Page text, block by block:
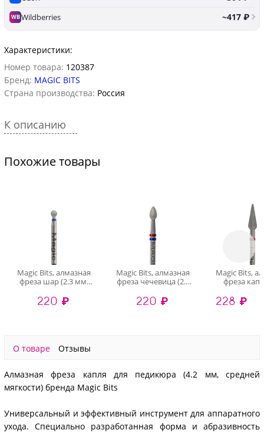
WBWildberries ~417 ₽
Характеристики:
Номер товара: 120387
Бренд: MAGIC BITS
Страна производства: Россия
К описанию
Похожие товары
Magic Bits, алмазная
фреза шар (2.3 мм,
220 ₽
Magic Bits, алмазная
фреза чечевица (2.9
220 ₽
Magic Bits,
фреза
228 ₽
О товаре Отзывы
Алмазная фреза капля для педикюра (4.2 мм, средней
мягкости) бренда Magic Bits
Универсальный и эффективный инструмент для аппаратного
ухода. Специально разработанная форма и абразивность